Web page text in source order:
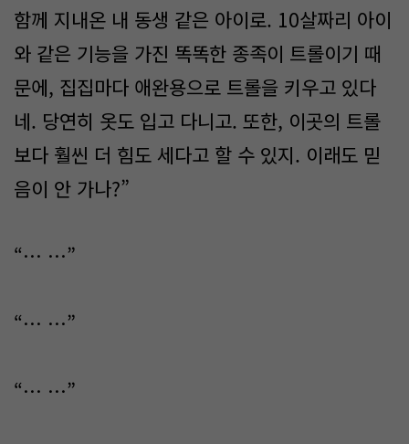
함께 지내온 내 동생 같은 아이로. 10살짜리 아이
와 같은 기능을 가진 똑똑한 종족이 트롤이기 때
문에, 집집마다 애완용으로 트롤을 키우고 있다
네. 당연히 옷도 입고 다니고. 또한, 이곳의 트롤
보다 훨씬 더 힘도 세다고 할 수 있지. 이래도 믿
음이 안 가나?”
“… …”
“… …”
“… …”